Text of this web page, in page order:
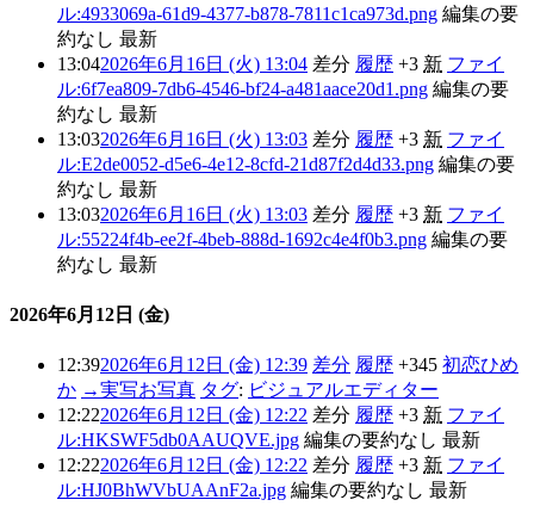
ル:4933069a-61d9-4377-b878-7811c1ca973d.png 編集の要
約なし 最新
13:042026年6月16日 (火) 13:04 差分 履歴 +3 新 ファイ
ル:6f7ea809-7db6-4546-bf24-a481aace20d1.png 編集の要
約なし 最新
13:032026年6月16日 (火) 13:03 差分 履歴 +3 新 ファイ
ル:E2de0052-d5e6-4e12-8cfd-21d87f2d4d33.png 編集の要
約なし 最新
13:032026年6月16日 (火) 13:03 差分 履歴 +3 新 ファイ
ル:55224f4b-ee2f-4beb-888d-1692c4e4f0b3.png 編集の要
約なし 最新
2026年6月12日 (金)
12:392026年6月12日 (金) 12:39 差分 履歴 +345 初恋ひめ
か →実写お写真 タグ: ビジュアルエディター
12:222026年6月12日 (金) 12:22 差分 履歴 +3 新 ファイ
ル:HKSWF5db0AAUQVE.jpg 編集の要約なし 最新
12:222026年6月12日 (金) 12:22 差分 履歴 +3 新 ファイ
ル:HJ0BhWVbUAAnF2a.jpg 編集の要約なし 最新